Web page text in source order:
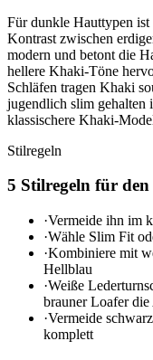
Für dunkle Hauttypen
Kontrast zwischen
modern und betont die
hellere Khaki-Töne
Schläfen tragen Khaki
jugendlich slim gehalten
klassischere Khaki-
Stilregeln
5 Stilregeln für
·Vermeide ihn im
·Wähle Slim Fit
·Kombiniere mit
Hellblau
·Weiße
brauner Loafer
·Vermeide
komplett